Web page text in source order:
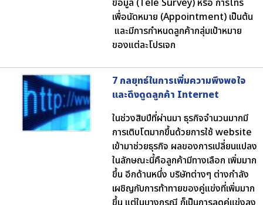
ข้อมูล (Tele Survey) หรือ การโทร
เพื่อนัดหมาย (Appointment) เป็นต้น
และมีการกำหนดลูกค้ากลุ่มเป้าหมาย
ของแต่ละโปรเจก
7 กลยุทธ์ในการเพิ่มความพึงพอใจ
และดึงดูดลูกค้า Internet
ในช่วงสิบปีที่ผ่านมา ธุรกิจจำนวนมากมี
การเติบโตมากขึ้นด้วยการใช้ website
เข้ามาช่วยธุรกิจ ผลของการเปลี่ยนแปลง
ในลักษณะนี้คือลูกค้ามีทางเลือก เพิ่มมาก
ขึ้น อีกด้านหนึ่ง บริษัทต่างๆ ต่างกำลัง
เผชิญกับการท้าทายของคู่แข่งที่เพิ่มมาก